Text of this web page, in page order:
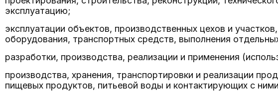
эксплуатацию;
эксплуатации объектов, производственных цехов и
оборудования, транспортных средств, выполнения
разработки, производства, реализации и применения
производства, хранения, транспортировки и реализации
пищевых продуктов, питьевой воды и контактирующих с